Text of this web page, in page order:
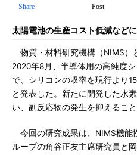
Share Post
太陽電池の生産コスト低減など
物質・材料研究機構（NIMS）
2020年8月、半導体用の高純度
で、シリコンの収率を現行より
と発表した。新たに開発した水
い、副反応物の発生を抑えること
今回の研究成果は、NIMS機能
ループの角谷正友主席研究員と